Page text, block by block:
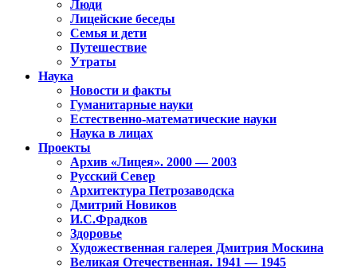
Люди
Лицейские беседы
Семья и дети
Путешествие
Утраты
Наука
Новости и факты
Гуманитарные науки
Естественно-математические науки
Наука в лицах
Проекты
Архив «Лицея». 2000 — 2003
Русский Север
Архитектура Петрозаводска
Дмитрий Новиков
И.С.Фрадков
Здоровье
Художественная галерея Дмитрия Москина
Великая Отечественная. 1941 — 1945